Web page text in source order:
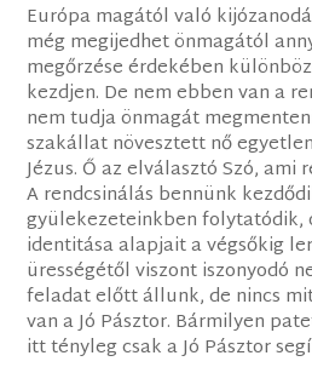
Európa magától való
még megijedhet önmagától
megőrzése érdekében
kezdjen. De nem ebben van a
nem tudja önmagát
szakállat növesztett nő
Jézus. Ő az elválasztó Szó, ami
A rendcsinálás bennünk
gyülekezeteinkben folytatódik,
identitása alapjait a végsőkig
ürességétől viszont iszonyodó
feladat előtt állunk, de nincs
van a Jó Pásztor. Bármilyen
itt tényleg csak a Jó Pásztor